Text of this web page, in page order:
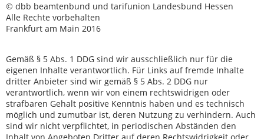
© dbb beamtenbund und tarifunion Landesbund Hessen
Alle Rechte vorbehalten
Frankfurt am Main 2016
Gemäß § 5 Abs. 1 DDG sind wir ausschließlich nur für die
eigenen Inhalte verantwortlich. Für Links auf fremde Inhalte
dritter Anbieter sind wir gemäß § 5 Abs. 2 DDG nur
verantwortlich, wenn wir von einem rechtswidrigen oder
strafbaren Gehalt positive Kenntnis haben und es technisch
möglich und zumutbar ist, deren Nutzung zu verhindern. Auch
sind wir nicht verpflichtet, in periodischen Abständen den